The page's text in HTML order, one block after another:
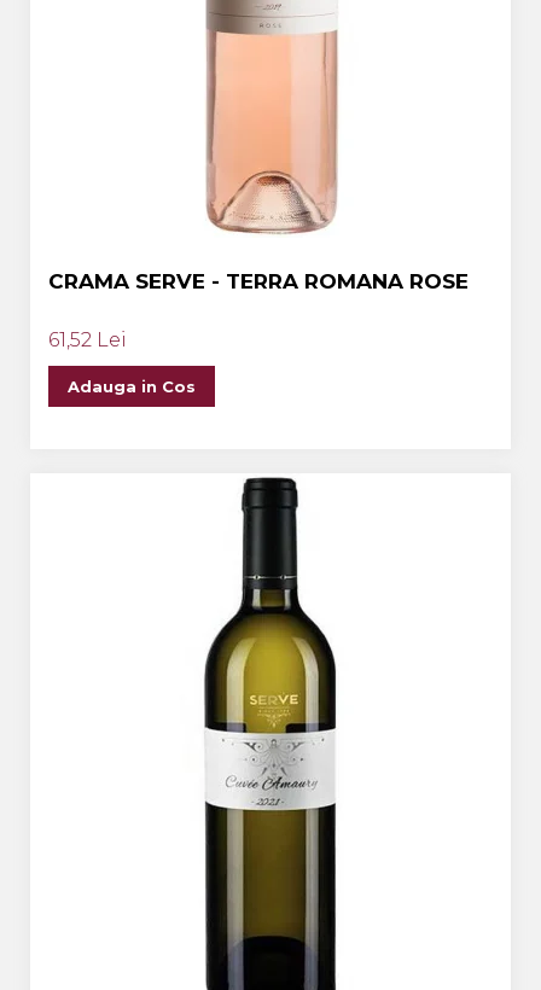
CRAMA SERVE - TERRA ROMANA ROSE
61,52 Lei
Adauga in Cos